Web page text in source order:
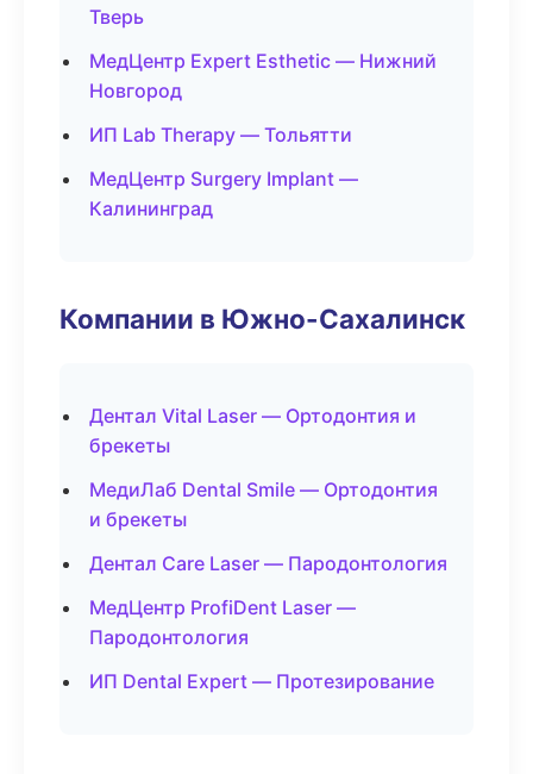
Тверь
МедЦентр Expert Esthetic — Нижний
Новгород
ИП Lab Therapy — Тольятти
МедЦентр Surgery Implant —
Калининград
Компании в Южно-Сахалинск
Дентал Vital Laser — Ортодонтия и
брекеты
МедиЛаб Dental Smile — Ортодонтия
и брекеты
Дентал Care Laser — Пародонтология
МедЦентр ProfiDent Laser —
Пародонтология
ИП Dental Expert — Протезирование